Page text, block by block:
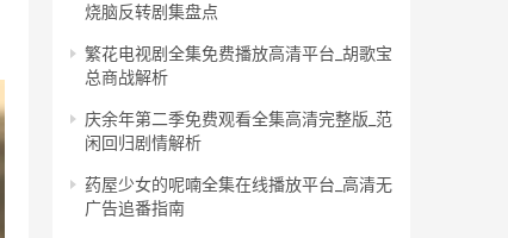
烧脑反转剧集盘点
繁花电视剧全集免费播放高清平台_胡歌宝
总商战解析
庆余年第二季免费观看全集高清完整版_范
闲回归剧情解析
药屋少女的呢喃全集在线播放平台_高清无
广告追番指南